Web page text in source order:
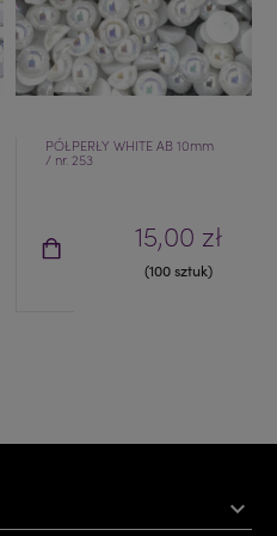
PÓŁPERŁY WHITE AB 10mm
/ nr. 253
15,00 zł
(100 sztuk)
